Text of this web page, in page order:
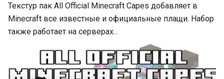
Текстур пак All Official Minecraft Capes добавляет в
Minecraft все известные и официальные плащи. Набор
также работает на серверах…